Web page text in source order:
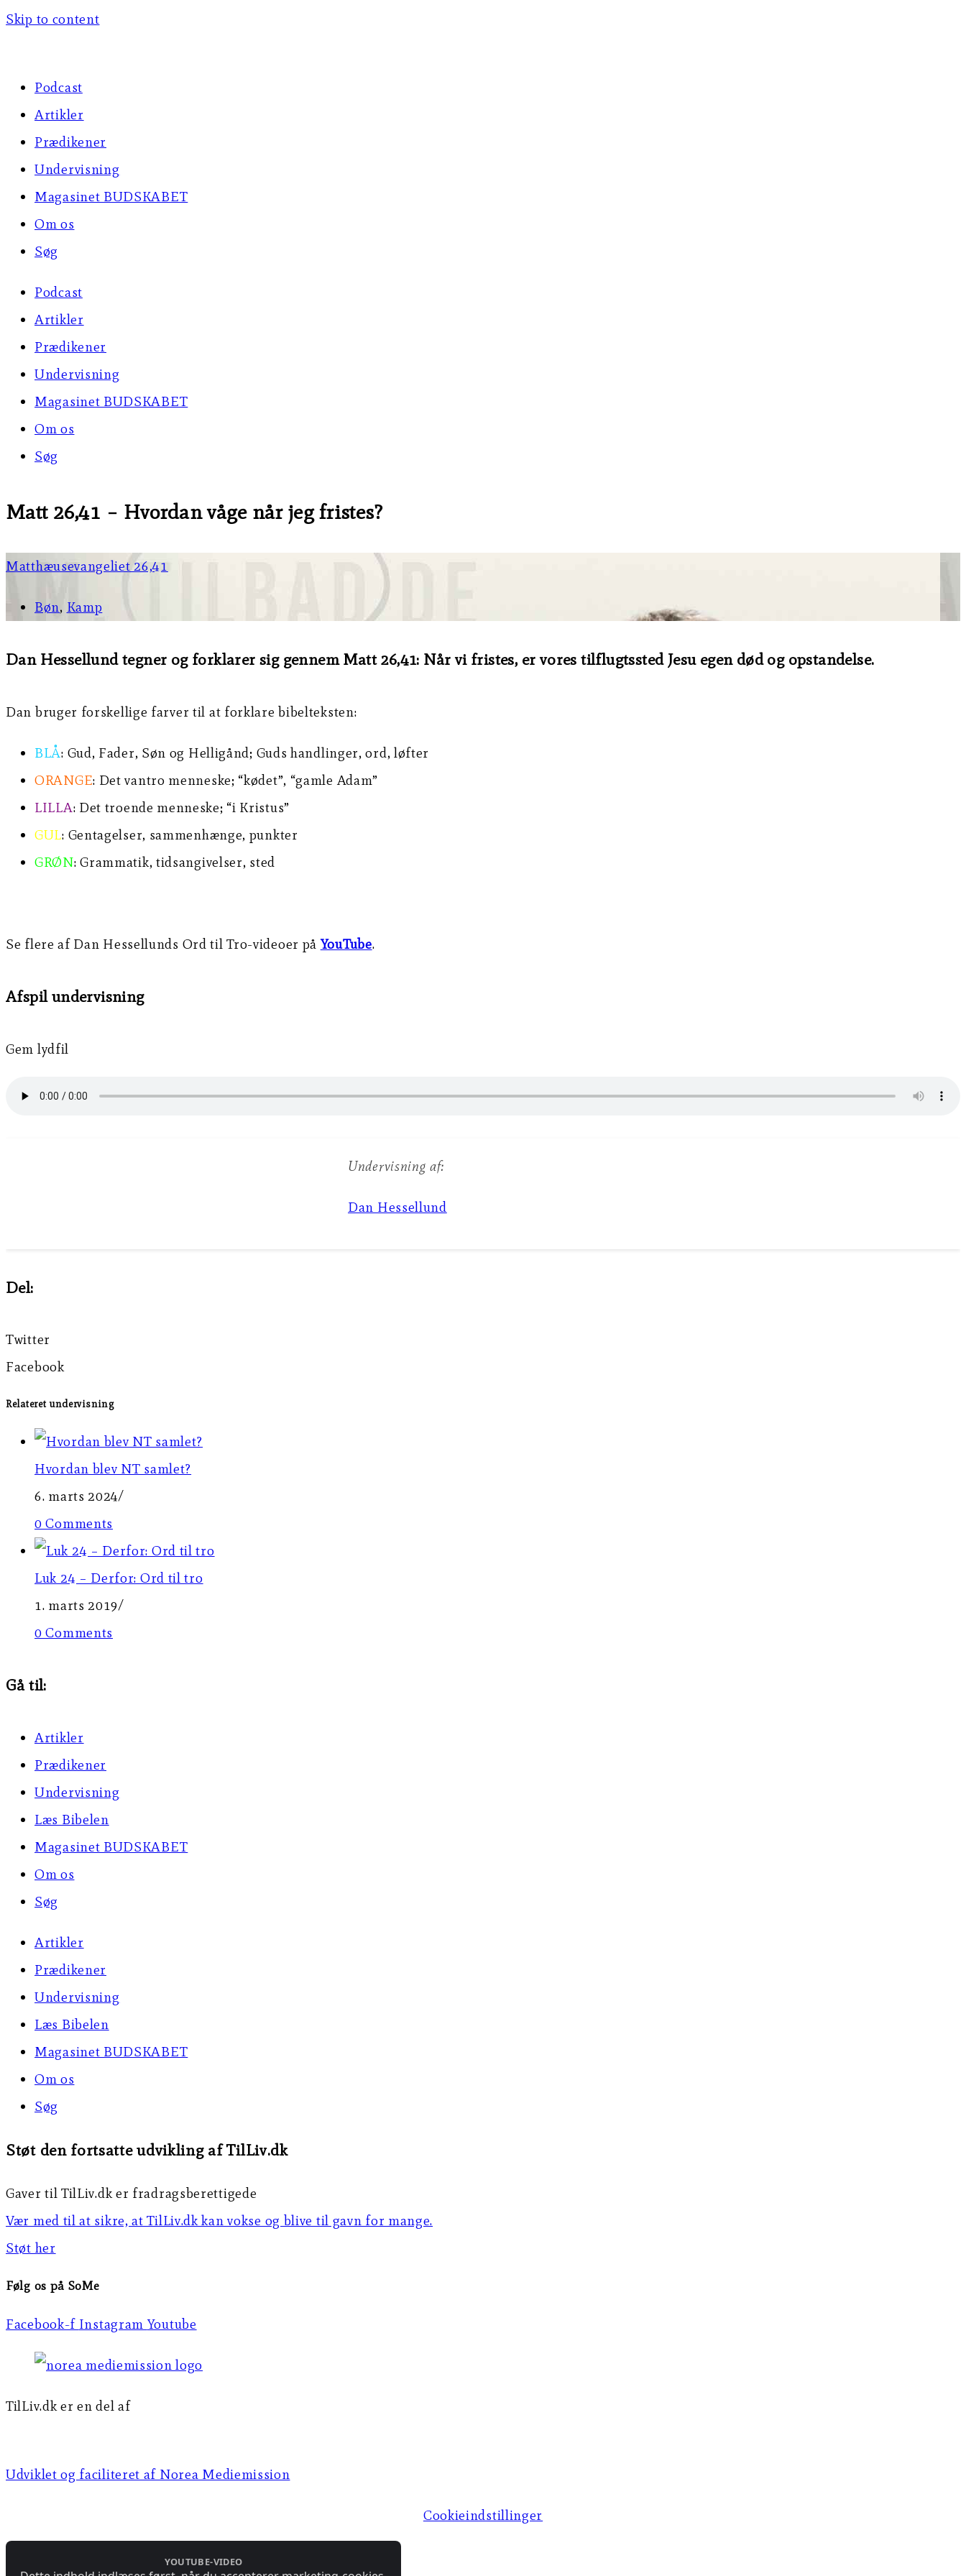
Skip to content
Podcast
Artikler
Prædikener
Undervisning
Magasinet BUDSKABET
Om os
Søg
Podcast
Artikler
Prædikener
Undervisning
Magasinet BUDSKABET
Om os
Søg
Matt 26,41 – Hvordan våge når jeg fristes?
Matthæusevangeliet 26,41
Bøn, Kamp
Dan Hessellund tegner og forklarer sig gennem Matt 26,41: Når vi fristes, er vores tilflugtssted Jesu egen død og opstandelse.
Dan bruger forskellige farver til at forklare bibelteksten:
BLÅ: Gud, Fader, Søn og Helligånd; Guds handlinger, ord, løfter
ORANGE: Det vantro menneske; “kødet”, “gamle Adam”
LILLA: Det troende menneske; “i Kristus”
GUL: Gentagelser, sammenhænge, punkter
GRØN: Grammatik, tidsangivelser, sted
Se flere af Dan Hessellunds Ord til Tro-videoer påYouTube.
Afspil undervisning
Gem lydfil
Undervisning af:
Dan Hessellund
Del:
Twitter
Facebook
Relateret undervisning
Hvordan blev NT samlet?
6. marts 2024/
0 Comments
Luk 24 – Derfor: Ord til tro
1. marts 2019/
0 Comments
Gå til:
Artikler
Prædikener
Undervisning
Læs Bibelen
Magasinet BUDSKABET
Om os
Søg
Artikler
Prædikener
Undervisning
Læs Bibelen
Magasinet BUDSKABET
Om os
Søg
Støt den fortsatte udvikling af TilLiv.dk
Gaver til TilLiv.dk er fradragsberettigede
Vær med til at sikre, at TilLiv.dk kan vokse og blive til gavn for mange.
Støt her
Følg os på SoMe
Facebook-f Instagram Youtube
TilLiv.dk er en del af
Udviklet og faciliteret af Norea Mediemission​​
Cookieindstillinger